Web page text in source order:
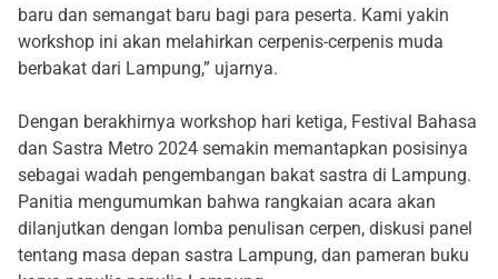
baru dan semangat baru bagi para peserta. Kami yakin
workshop ini akan melahirkan cerpenis-cerpenis muda
berbakat dari Lampung,” ujarnya.
Dengan berakhirnya workshop hari ketiga, Festival Bahasa
dan Sastra Metro 2024 semakin memantapkan posisinya
sebagai wadah pengembangan bakat sastra di Lampung.
Panitia mengumumkan bahwa rangkaian acara akan
dilanjutkan dengan lomba penulisan cerpen, diskusi panel
tentang masa depan sastra Lampung, dan pameran buku